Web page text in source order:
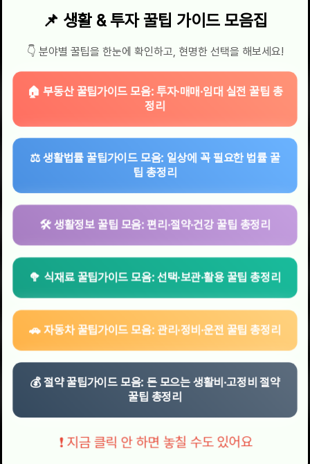
📌 생활 & 투자 꿀팁 가이드 모음집
👇 분야별 꿀팁을 한눈에 확인하고, 현명한 선택을 해보세요!
🏠 부동산 꿀팁가이드 모음: 투자·매매·임대 실전 꿀팁 총
정리
⚖️ 생활법률 꿀팁가이드 모음: 일상에 꼭 필요한 법률 꿀
팁 총정리
🛠 생활정보 꿀팁 모음: 편리·절약·건강 꿀팁 총정리
🥦 식재료 꿀팁가이드 모음: 선택·보관·활용 꿀팁 총정리
🚗 자동차 꿀팁가이드 모음: 관리·정비·운전 꿀팁 총정리
💰 절약 꿀팁가이드 모음: 돈 모으는 생활비·고정비 절약
꿀팁 총정리
❗ 지금 클릭 안 하면 놓칠 수도 있어요